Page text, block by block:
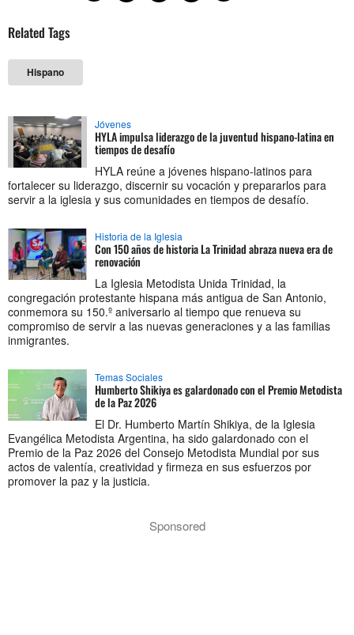
Related Tags
Hispano
Jóvenes
HYLA impulsa liderazgo de la juventud hispano-latina en
tiempos de desafío
HYLA reúne a jóvenes hispano-latinos para
fortalecer su liderazgo, discernir su vocación y prepararlos para
servir a la iglesia y sus comunidades en tiempos de desafío.
Historia de la Iglesia
Con 150 años de historia La Trinidad abraza nueva era de
renovación
La Iglesia Metodista Unida Trinidad, la
congregación protestante hispana más antigua de San Antonio,
conmemora su 150.º aniversario al tiempo que renueva su
compromiso de servir a las nuevas generaciones y a las familias
inmigrantes.
Temas Sociales
Humberto Shikiya es galardonado con el Premio Metodista
de la Paz 2026
El Dr. Humberto Martín Shikiya, de la Iglesia
Evangélica Metodista Argentina, ha sido galardonado con el
Premio de la Paz 2026 del Consejo Metodista Mundial por sus
actos de valentía, creatividad y firmeza en sus esfuerzos por
promover la paz y la justicia.
Sponsored